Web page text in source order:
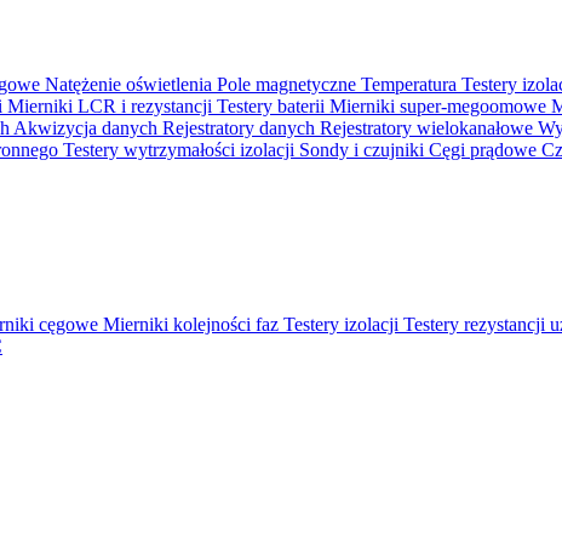
Natężenie oświetlenia Pole magnetyczne Temperatura Testery
Mierniki LCR i rezystancji Testery baterii Mierniki super-megoomowe
Akwizycja danych Rejestratory danych Rejestratory wielokanałowe
Testery wytrzymałości izolacji Sondy i czujniki Cęgi prądowe
cęgowe Mierniki kolejności faz Testery izolacji Testery rezystancji